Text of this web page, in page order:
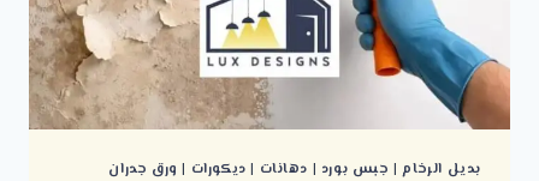
بديل الرخام | جبس بورد | دهانات | ديكورات | ورق جدران